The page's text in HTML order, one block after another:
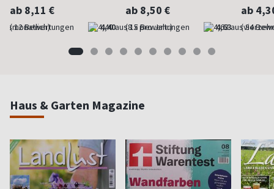
ab 8,11 €
(monatlich) 4,40
ab 8,50 €
(8 x pro Jahr) 4,63
ab
Haus & Garten Magazine